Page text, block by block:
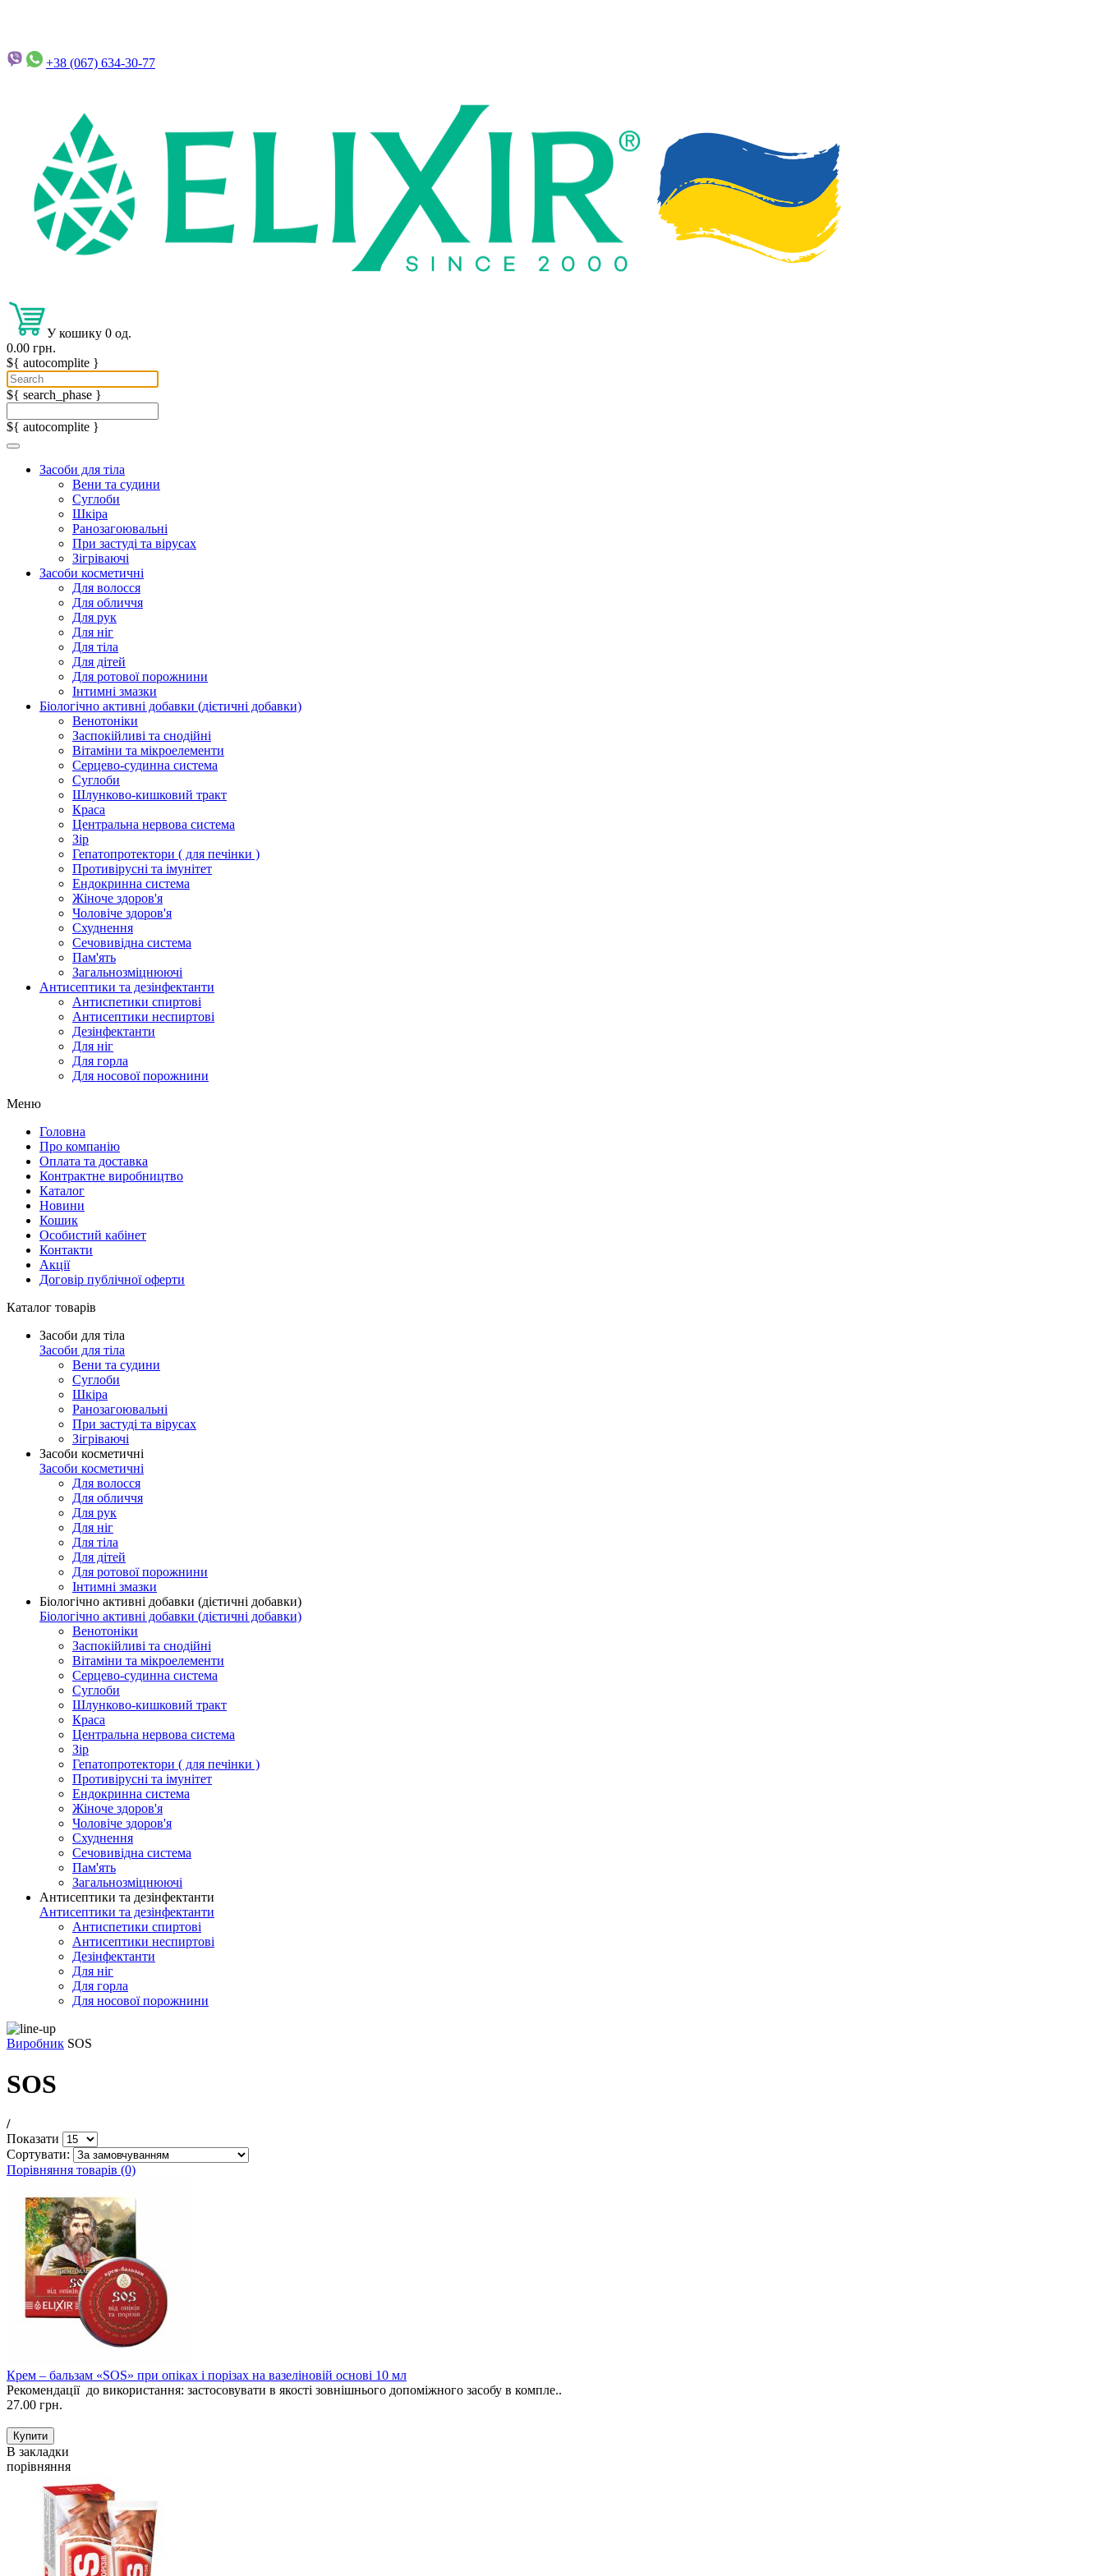
+38 (067) 634-30-77
У кошику 0 од.
0.00 грн.
${ autocomplite }
${ search_phase }
${ autocomplite }
Засоби для тіла
Вени та судини
Суглоби
Шкіра
Ранозагоювальні
При застуді та вірусах
Зігріваючі
Засоби косметичні
Для волосся
Для обличчя
Для рук
Для ніг
Для тіла
Для дітей
Для ротової порожнини
Інтимні змазки
Біологічно активні добавки (дієтичні добавки)
Венотоніки
Заспокійливі та снодійні
Вітаміни та мікроелементи
Серцево-судинна система
Суглоби
Шлунково-кишковий тракт
Краса
Центральна нервова система
Зір
Гепатопротектори ( для печінки )
Противірусні та імунітет
Ендокринна система
Жіноче здоров'я
Чоловіче здоров'я
Схуднення
Сечовивідна система
Пам'ять
Загальнозміцнюючі
Антисептики та дезінфектанти
Антиспетики спиртові
Антисептики неспиртові
Дезінфектанти
Для ніг
Для горла
Для носової порожнини
Меню
Головна
Про компанію
Оплата та доставка
Контрактне виробництво
Каталог
Новини
Кошик
Особистий кабінет
Контакти
Акції
Договір публічної оферти
Каталог товарів
Засоби для тіла
Засоби для тіла
Вени та судини
Суглоби
Шкіра
Ранозагоювальні
При застуді та вірусах
Зігріваючі
Засоби косметичні
Засоби косметичні
Для волосся
Для обличчя
Для рук
Для ніг
Для тіла
Для дітей
Для ротової порожнини
Інтимні змазки
Біологічно активні добавки (дієтичні добавки)
Біологічно активні добавки (дієтичні добавки)
Венотоніки
Заспокійливі та снодійні
Вітаміни та мікроелементи
Серцево-судинна система
Суглоби
Шлунково-кишковий тракт
Краса
Центральна нервова система
Зір
Гепатопротектори ( для печінки )
Противірусні та імунітет
Ендокринна система
Жіноче здоров'я
Чоловіче здоров'я
Схуднення
Сечовивідна система
Пам'ять
Загальнозміцнюючі
Антисептики та дезінфектанти
Антисептики та дезінфектанти
Антиспетики спиртові
Антисептики неспиртові
Дезінфектанти
Для ніг
Для горла
Для носової порожнини
Виробник SOS
SOS
/
Показати
Сортувати:
Порівняння товарів (0)
Крем – бальзам «SOS» при опіках і порізах на вазеліновій основі 10 мл
Рекомендації до використання: застосовувати в якості зовнішнього допоміжного засобу в компле..
27.00 грн.
В закладки
порівняння